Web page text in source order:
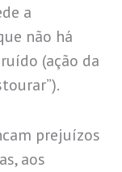
a
não há
(ação da
prejuízos
aos